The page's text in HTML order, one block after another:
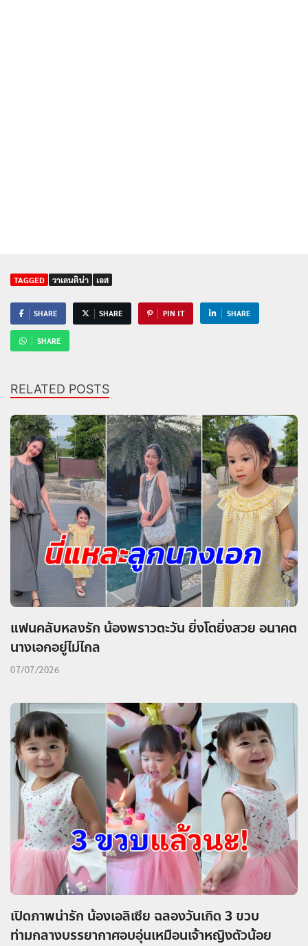
TAGGED วาเลนติน่า เอส
SHARE SHARE PIN IT SHARE
SHARE
RELATED POSTS
แฟนคลับหลงรัก น้องพราวตะวัน ยิ่งโตยิ่งสวย อนาคต
นางเอกอยู่ไม่ไกล
07/07/2026
เปิดภาพน่ารัก น้องเอลิเซีย ฉลองวันเกิด 3 ขวบ
ท่ามกลางบรรยากาศอบอุ่นเหมือนเจ้าหญิงตัวน้อย